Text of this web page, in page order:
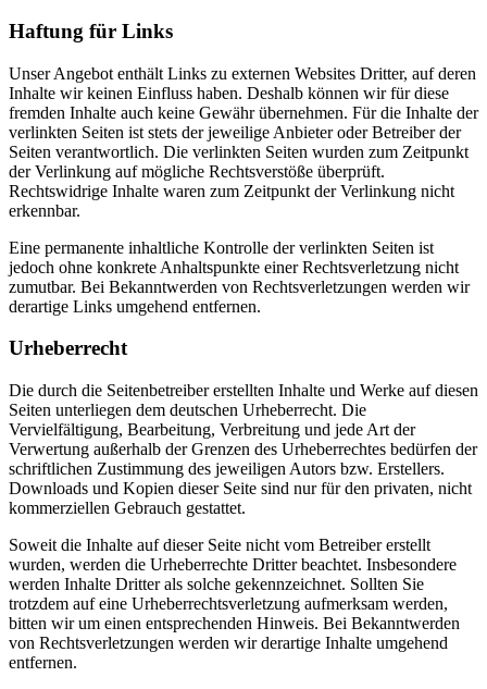
Haftung für Links
Unser Angebot enthält Links zu externen Websites Dritter, auf deren
Inhalte wir keinen Einfluss haben. Deshalb können wir für diese
fremden Inhalte auch keine Gewähr übernehmen. Für die Inhalte der
verlinkten Seiten ist stets der jeweilige Anbieter oder Betreiber der
Seiten verantwortlich. Die verlinkten Seiten wurden zum Zeitpunkt
der Verlinkung auf mögliche Rechtsverstöße überprüft.
Rechtswidrige Inhalte waren zum Zeitpunkt der Verlinkung nicht
erkennbar.
Eine permanente inhaltliche Kontrolle der verlinkten Seiten ist
jedoch ohne konkrete Anhaltspunkte einer Rechtsverletzung nicht
zumutbar. Bei Bekanntwerden von Rechtsverletzungen werden wir
derartige Links umgehend entfernen.
Urheberrecht
Die durch die Seitenbetreiber erstellten Inhalte und Werke auf diesen
Seiten unterliegen dem deutschen Urheberrecht. Die
Vervielfältigung, Bearbeitung, Verbreitung und jede Art der
Verwertung außerhalb der Grenzen des Urheberrechtes bedürfen der
schriftlichen Zustimmung des jeweiligen Autors bzw. Erstellers.
Downloads und Kopien dieser Seite sind nur für den privaten, nicht
kommerziellen Gebrauch gestattet.
Soweit die Inhalte auf dieser Seite nicht vom Betreiber erstellt
wurden, werden die Urheberrechte Dritter beachtet. Insbesondere
werden Inhalte Dritter als solche gekennzeichnet. Sollten Sie
trotzdem auf eine Urheberrechtsverletzung aufmerksam werden,
bitten wir um einen entsprechenden Hinweis. Bei Bekanntwerden
von Rechtsverletzungen werden wir derartige Inhalte umgehend
entfernen.